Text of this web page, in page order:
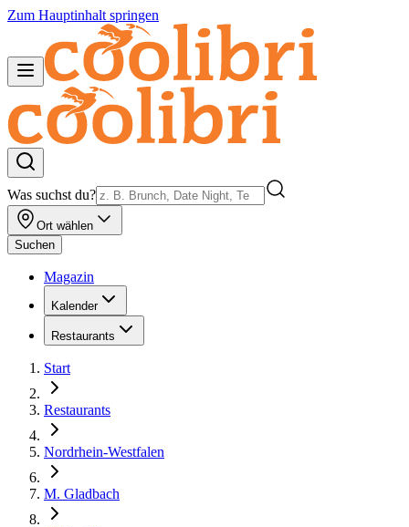
Zum Hauptinhalt springen
Was suchst du?
Ort wählen
Suchen
Magazin
Kalender
Restaurants
Start
Restaurants
Nordrhein-Westfalen
M. Gladbach